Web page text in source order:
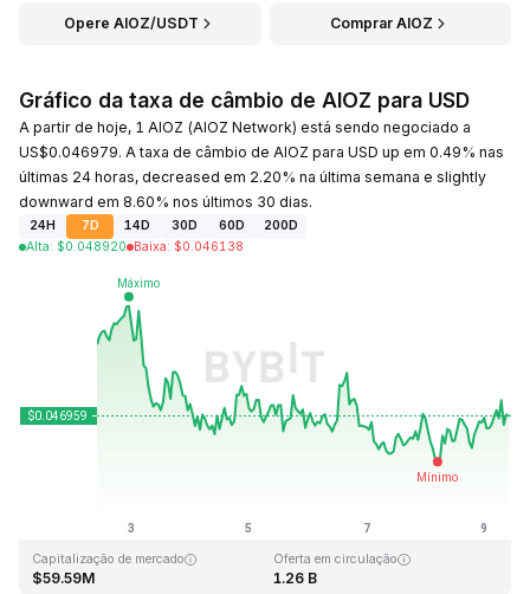
Opere AIOZ/USDT Comprar AIOZ
Gráfico da taxa de câmbio de AIOZ para USD
A partir de hoje, 1 AIOZ (AIOZ Network) está sendo negociado a
US$0.046979. A taxa de câmbio de AIOZ para USD up em 0.49% nas
últimas 24 horas, decreased em 2.20% na última semana e slightly
downward em 8.60% nos últimos 30 dias.
24H 7D 14D 30D 60D
200D
Alta: $0.048920 Baixa: $0.046138
Capitalização de mercado
$59.59M
Oferta em circulação
1.26 B